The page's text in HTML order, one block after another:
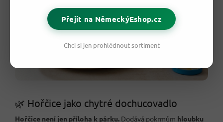
Přejít na NěmeckýEshop.cz
Chci si jen prohlédnout sortiment
🌿 Hořčice jako chytré dochucovadlo
Hořčice není jen příloha k párku. Dodává pokrmům hloubku